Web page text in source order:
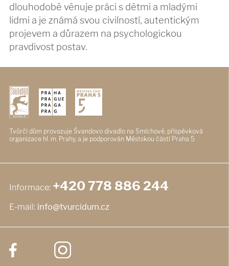
dlouhodobě věnuje práci s dětmi a mladými
lidmi a je známá svou civilností, autentickým
projevem a důrazem na psychologickou
pravdivost postav.
Tvůrčí dům provozuje Švandovo divadlo na Smíchově, příspěvková
organizace hl. m. Prahy, a je podporován Městskou částí Praha 5
Informace: +420 778 886 244
E-mail: info@tvurcidum.cz